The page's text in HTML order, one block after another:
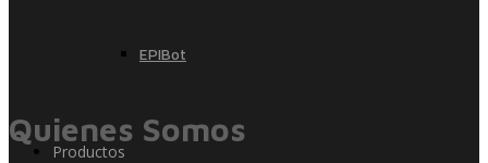
EPIBot
Productos
Quienes Somos